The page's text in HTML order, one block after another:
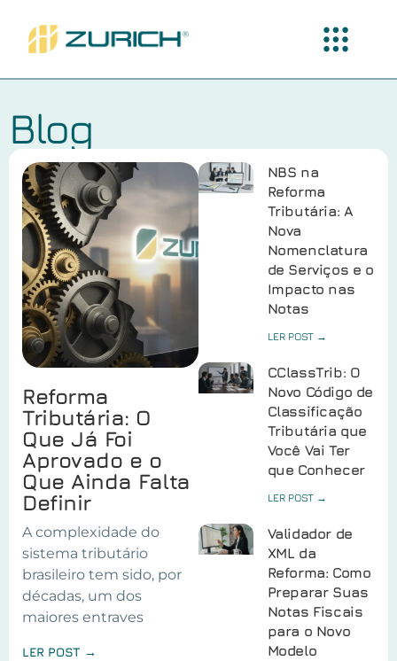
Blog
Reforma
Tributária: O
Que Já Foi
Aprovado e o
Que Ainda Falta
Definir
A complexidade do
sistema tributário
brasileiro tem sido, por
décadas, um dos
maiores entraves
LER POST →
NBS na
Reforma
Tributária: A
Nova
Nomenclatura
de Serviços e o
Impacto nas
Notas
LER POST →
CClassTrib: O
Novo Código de
Classificação
Tributária que
Você Vai Ter
que Conhecer
LER POST →
Validador de
XML da
Reforma: Como
Preparar Suas
Notas Fiscais
para o Novo
Modelo